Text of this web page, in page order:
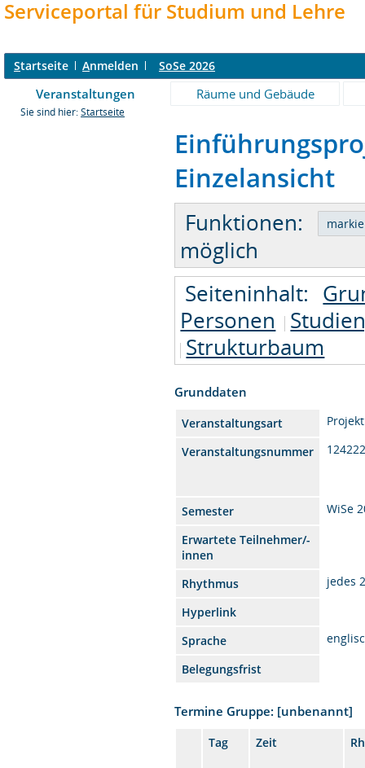
Serviceportal für Studium und Lehre
Startseite Anmelden SoSe 2026
Veranstaltungen Räume und Gebäude
Sie sind hier: Startseite
Einzelansicht
Funktionen:
möglich
Seiteninhalt:
Personen
Strukturbaum
Grunddaten
Veranstaltungsart
Veranstaltungsnummer
Semester
WiSe
Erwartete Teilnehmer/-
innen
Rhythmus
jedes
Hyperlink
Sprache
Belegungsfrist
Termine Gruppe: [unbenannt]
Tag Zeit